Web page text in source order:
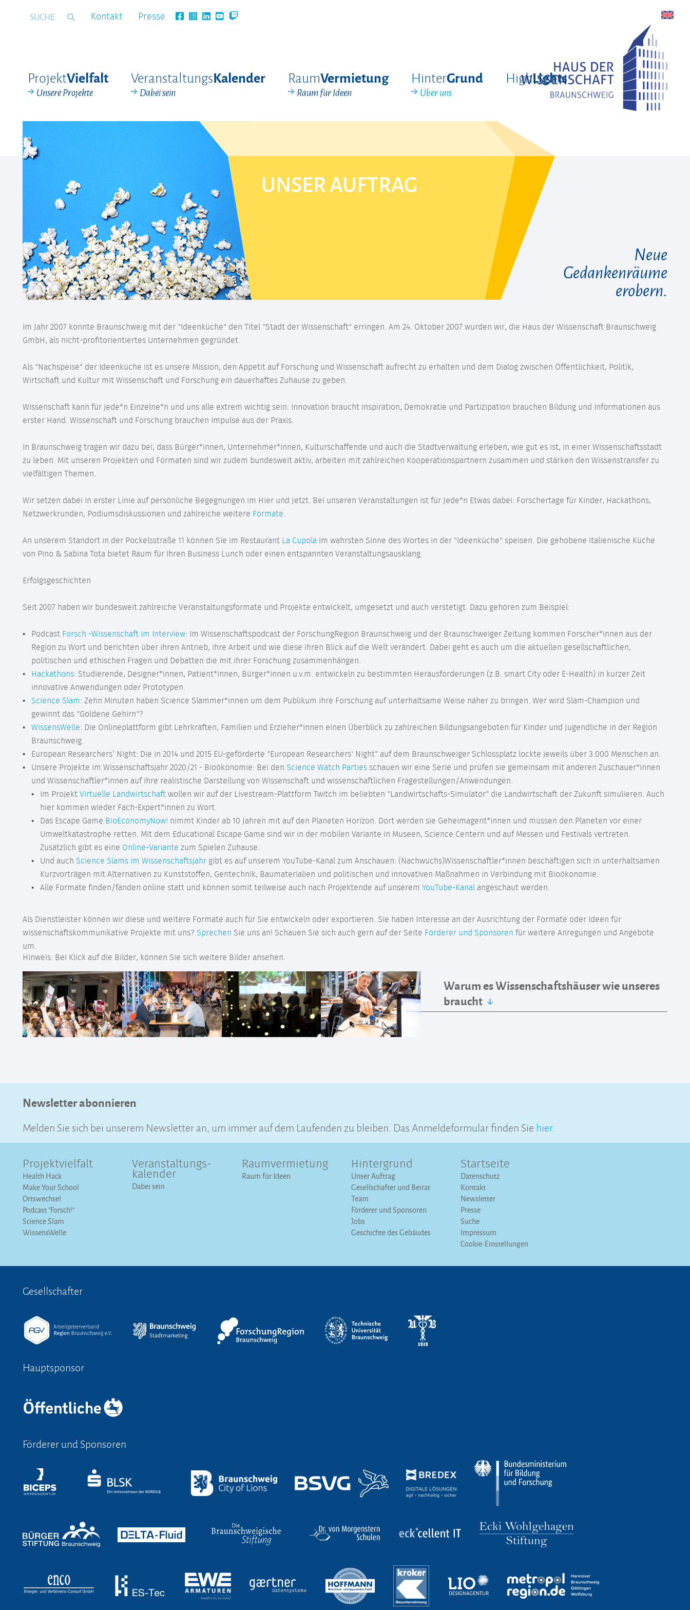
Kontakt Presse
ProjektVielfalt
Unsere Projekte
VeranstaltungsKalender
Dabei sein
RaumVermietung
Raum für Ideen
HinterGrund
Über uns
HighLights
UNSER AUFTRAG
Neue
Gedankenräume
erobern.
Im Jahr 2007 konnte Braunschweig mit der "Ideenküche" den Titel "Stadt der Wissenschaft" erringen. Am 24. Oktober 2007 wurden wir, die Haus der Wissenschaft Braunschweig
GmbH, als nicht-profitorientiertes Unternehmen gegründet.
Als "Nachspeise" der Ideenküche ist es unsere Mission, den Appetit auf Forschung und Wissenschaft aufrecht zu erhalten und dem Dialog zwischen Öffentlichkeit, Politik,
Wirtschaft und Kultur mit Wissenschaft und Forschung ein dauerhaftes Zuhause zu geben.
Wissenschaft kann für jede*n Einzelne*n und uns alle extrem wichtig sein: Innovation braucht Inspiration, Demokratie und Partizipation brauchen Bildung und Informationen aus
erster Hand. Wissenschaft und Forschung brauchen Impulse aus der Praxis.
In Braunschweig tragen wir dazu bei, dass Bürger*innen, Unternehmer*innen, Kulturschaffende und auch die Stadtverwaltung erleben, wie gut es ist, in einer Wissenschaftsstadt
zu leben. Mit unseren Projekten und Formaten sind wir zudem bundesweit aktiv, arbeiten mit zahlreichen Kooperationspartnern zusammen und stärken den Wissenstransfer zu
vielfältigen Themen.
Wir setzen dabei in erster Linie auf persönliche Begegnungen im Hier und Jetzt. Bei unseren Veranstaltungen ist für Jede*n Etwas dabei: Forschertage für Kinder, Hackathons,
Netzwerkrunden, Podiumsdiskussionen und zahlreiche weitere Formate
An unserem Standort in der Pockelsstraße 11 können Sie im Restaurant La Cupola im wahrsten Sinne des Wortes in der "Ideenküche" speisen. Die gehobene italienische Küche
von Pino & Sabina Tota bietet Raum für Ihren Business Lunch oder einen entspannten Veranstaltungsausklang.
Erfolgsgeschichten
Seit 2007 haben wir bundesweit zahlreiche Veranstaltungsformate und Projekte entwickelt, umgesetzt und auch verstetigt. Dazu gehören zum Beispiel:
Podcast Forsch -Wissenschaft im Interview: Im Wissenschaftspodcast der ForschungRegion Braunschweig und der Braunschweiger Zeitung kommen Forscher*innen aus der
Region zu Wort und berichten über ihren Antrieb, ihre Arbeit und wie diese ihren Blick auf die Welt verändert. Dabei geht es auch um die aktuellen gesellschaftlichen,
politischen und ethischen Fragen und Debatten die mit ihrer Forschung zusammenhängen.
Hackathons: Studierende, Designer*innen, Patient*innen, Bürger*innen u.v.m. entwickeln zu bestimmten Herausforderungen (z.B. smart City oder E-Health) in kurzer Zeit
innovative Anwendungen oder Prototypen.
Science Slam: Zehn Minuten haben Science Slammer*innen um dem Publikum ihre Forschung auf unterhaltsame Weise näher zu bringen. Wer wird Slam-Champion und
gewinnt das "Goldene Gehirn"?
WissensWelle: Die Onlineplattform gibt Lehrkräften, Familien und Erzieher*innen einen Überblick zu zahlreichen Bildungsangeboten für Kinder und Jugendliche in der Region
Braunschweig.
European Researchers’ Night: Die in 2014 und 2015 EU-geförderte "European Researchers' Night" auf dem Braunschweiger Schlossplatz lockte jeweils über 3.000 Menschen an.
Unsere Projekte im Wissenschaftsjahr 2020/21 - Bioökonomie: Bei den Science Watch Parties schauen wir eine Serie und prüfen sie gemeinsam mit anderen Zuschauer*innen
und Wissenschaftler*innen auf ihre realistische Darstellung von Wissenschaft und wissenschaftlichen Fragestellungen/Anwendungen.
Im Projekt Virtuelle Landwirtschaft wollen wir auf der Livestream-Plattform Twitch im beliebten "Landwirtschafts-Simulator" die Landwirtschaft der Zukunft simulieren. Auch
hier kommen wieder Fach-Expert*innen zu Wort.
Das Escape Game BioEconomyNow! nimmt Kinder ab 10 Jahren mit auf den Planeten Horizon. Dort werden sie Geheimagent*innen und müssen den Planeten vor einer
Umweltkatastrophe retten. Mit dem Educational Escape Game sind wir in der mobilen Variante in Museen, Science Centern und auf Messen und Festivals vertreten.
Zusätzlich gibt es eine Online-Variante zum Spielen Zuhause.
Und auch Science Slams im Wissenschaftsjahr gibt es auf unserem YouTube-Kanal zum Anschauen: (Nachwuchs)Wissenschaftler*innen beschäftigen sich in unterhaltsamen
Kurzvorträgen mit Alternativen zu Kunststoffen, Gentechnik, Baumaterialien und politischen und innovativen Maßnahmen in Verbindung mit Bioökonomie.
Alle Formate finden/fanden online statt und können somit teilweise auch nach Projektende auf unserem YouTube-Kanal angeschaut werden.
Als Dienstleister können wir diese und weitere Formate auch für Sie entwickeln oder exportieren. Sie haben Interesse an der Ausrichtung der Formate oder Ideen für
wissenschaftskommunikative Projekte mit uns? Sprechen Sie uns an! Schauen Sie sich auch gern auf der Seite Förderer und Sponsoren für weitere Anregungen und Angebote
um.
Hinweis: Bei Klick auf die Bilder, können Sie sich weitere Bilder ansehen.
Warum es Wissenschaftshäuser wie unseres
braucht
Newsletter abonnieren
Melden Sie sich bei unserem Newsletter an, um immer auf dem Laufenden zu bleiben. Das Anmeldeformular finden Sie hier.
Projektvielfalt
Health Hack
Make Your School
Ortswechsel
Podcast "Forsch!"
Science Slam
WissensWelle
Veranstaltungs­
kalender
Dabei sein
Raumvermietung
Raum für Ideen
Hintergrund
Unser Auftrag
Gesellschafter und Beirat
Team
Förderer und Sponsoren
Jobs
Geschichte des Gebäudes
Startseite
Datenschutz
Kontakt
Newsletter
Presse
Suche
Impressum
Cookie-Einstellungen
Gesellschafter
Hauptsponsor
Förderer und Sponsoren